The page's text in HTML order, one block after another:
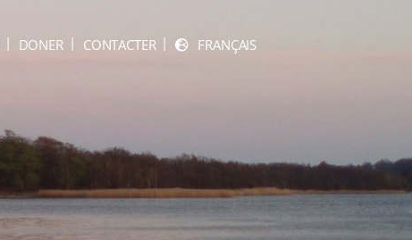
DONER CONTACTER FRANÇAIS